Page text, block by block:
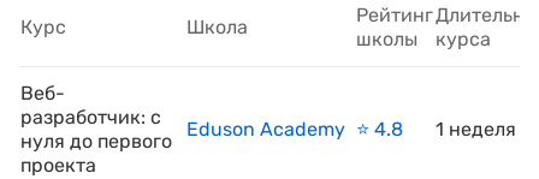
Курс Школа
Рейтинг
школы
курса
Веб-
разработчик: с
нуля до первого
проекта
Eduson Academy ⭐️ 4.8 1 неделя